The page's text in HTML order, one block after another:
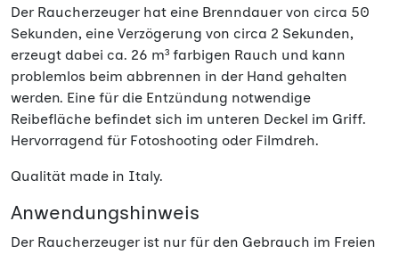
Der Raucherzeuger hat eine Brenndauer von circa 50
Sekunden, eine Verzögerung von circa 2 Sekunden,
erzeugt dabei ca. 26 m³ farbigen Rauch und kann
problemlos beim abbrennen in der Hand gehalten
werden. Eine für die Entzündung notwendige
Reibefläche befindet sich im unteren Deckel im Griff.
Hervorragend für Fotoshooting oder Filmdreh.
Qualität made in Italy.
Anwendungshinweis
Der Raucherzeuger ist nur für den Gebrauch im Freien